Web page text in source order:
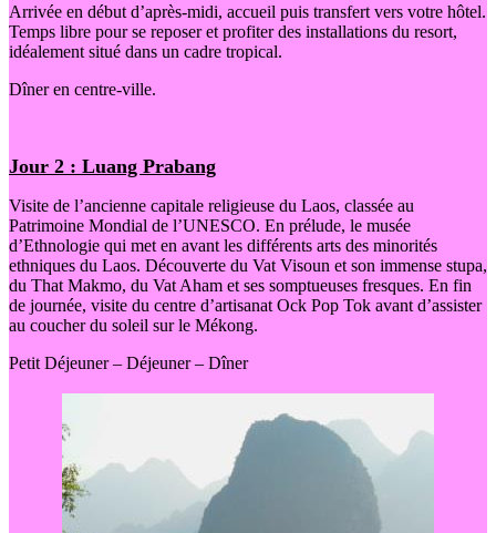
Arrivée en début d’après-midi, accueil puis transfert vers votre hôtel.
Temps libre pour se reposer et profiter des installations du resort,
idéalement situé dans un cadre tropical.
Dîner en centre-ville.
Jour 2 : Luang Prabang
Visite de l’ancienne capitale religieuse du Laos, classée au
Patrimoine Mondial de l’UNESCO. En prélude, le musée
d’Ethnologie qui met en avant les différents arts des minorités
ethniques du Laos. Découverte du Vat Visoun et son immense stupa,
du That Makmo, du Vat Aham et ses somptueuses fresques. En fin
de journée, visite du centre d’artisanat Ock Pop Tok avant d’assister
au coucher du soleil sur le Mékong.
Petit Déjeuner – Déjeuner – Dîner